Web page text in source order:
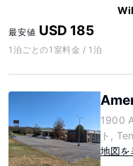
最安値 USD 185
1泊ごとの1室料金 / 1泊
1900
ト,
地図を